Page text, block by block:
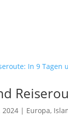
2024 | Europa,